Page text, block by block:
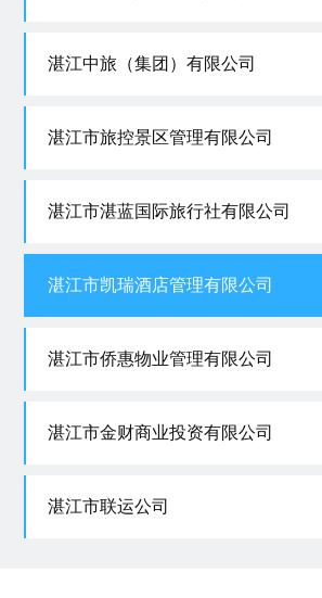
湛江中旅（集团）有限公司
湛江市旅控景区管理有限公司
湛江市湛蓝国际旅行社有限公司
湛江市凯瑞酒店管理有限公司
湛江市侨惠物业管理有限公司
湛江市金财商业投资有限公司
湛江市联运公司